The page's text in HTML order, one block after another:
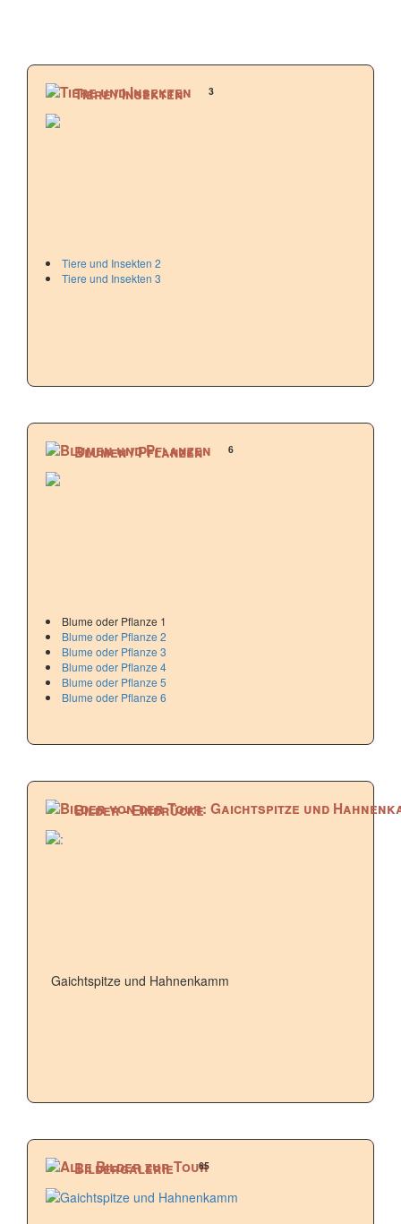
Tiere / Insekten 3
Tiere und Insekten 2
Tiere und Insekten 3
Blumen / Pflanzen 6
Blume oder Pflanze 1
Blume oder Pflanze 2
Blume oder Pflanze 3
Blume oder Pflanze 4
Blume oder Pflanze 5
Blume oder Pflanze 6
Bilder - Eindrücke
Gaichtspitze und Hahnenkamm
Bildergalerie 65